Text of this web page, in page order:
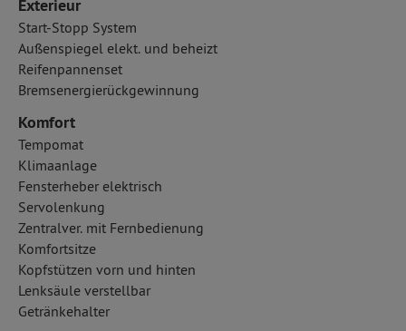
Exterieur
Start-Stopp System
Außenspiegel elekt. und beheizt
Reifenpannenset
Bremsenergierückgewinnung
Komfort
Tempomat
Klimaanlage
Fensterheber elektrisch
Servolenkung
Zentralver. mit Fernbedienung
Komfortsitze
Kopfstützen vorn und hinten
Lenksäule verstellbar
Getränkehalter